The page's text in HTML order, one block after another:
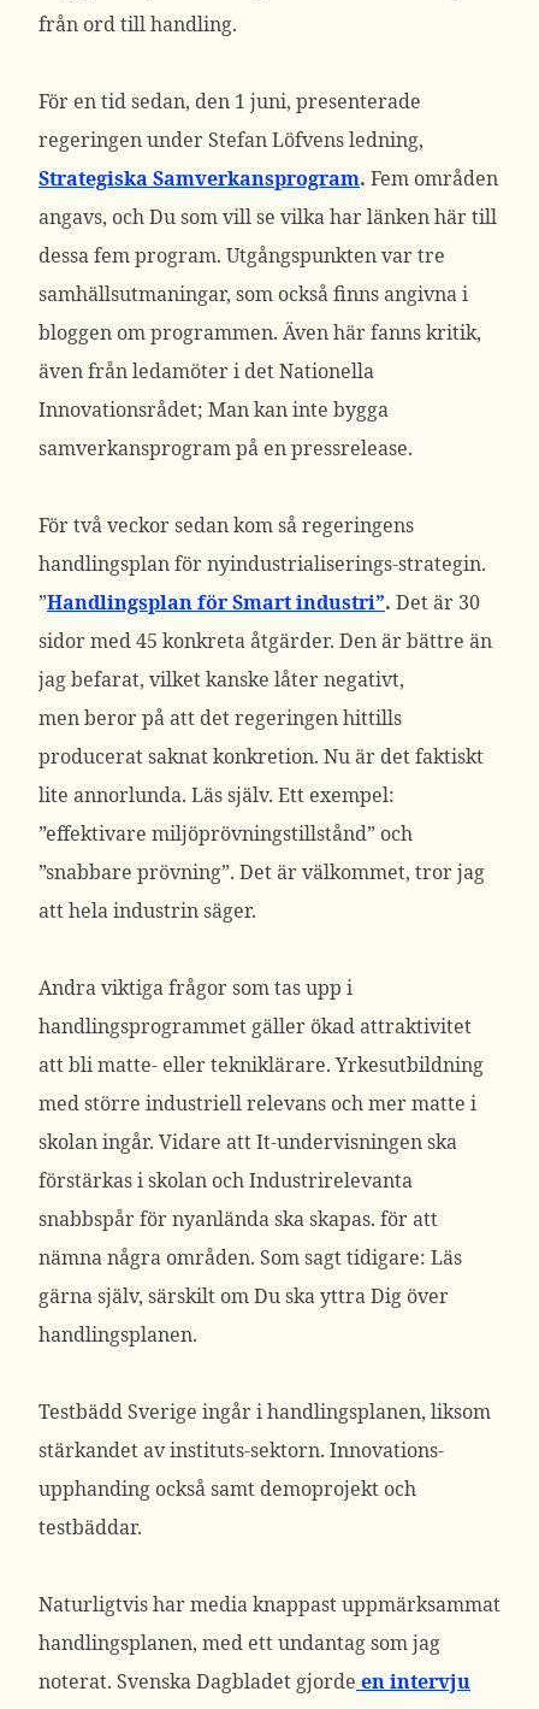
från ord till handling.
För en tid sedan, den 1 juni, presenterade
regeringen under Stefan Löfvens ledning,
Strategiska Samverkansprogram. Fem områden
angavs, och Du som vill se vilka har länken här till
dessa fem program. Utgångspunkten var tre
samhällsutmaningar, som också finns angivna i
bloggen om programmen. Även här fanns kritik,
även från ledamöter i det Nationella
Innovationsrådet; Man kan inte bygga
samverkansprogram på en pressrelease.
För två veckor sedan kom så regeringens
handlingsplan för nyindustrialiserings-strategin.
”Handlingsplan för Smart industri”. Det är 30
sidor med 45 konkreta åtgärder. Den är bättre än
jag befarat, vilket kanske låter negativt,
men beror på att det regeringen hittills
producerat saknat konkretion. Nu är det faktiskt
lite annorlunda. Läs själv. Ett exempel:
”effektivare miljöprövningstillstånd” och
”snabbare prövning”. Det är välkommet, tror jag
att hela industrin säger.
Andra viktiga frågor som tas upp i
handlingsprogrammet gäller ökad attraktivitet
att bli matte- eller tekniklärare. Yrkesutbildning
med större industriell relevans och mer matte i
skolan ingår. Vidare att It-undervisningen ska
förstärkas i skolan och Industrirelevanta
snabbspår för nyanlända ska skapas. för att
nämna några områden. Som sagt tidigare: Läs
gärna själv, särskilt om Du ska yttra Dig över
handlingsplanen.
Testbädd Sverige ingår i handlingsplanen, liksom
stärkandet av instituts-sektorn. Innovations-
upphanding också samt demoprojekt och
testbäddar.
Naturligtvis har media knappast uppmärksammat
handlingsplanen, med ett undantag som jag
noterat. Svenska Dagbladet gjorde en intervju